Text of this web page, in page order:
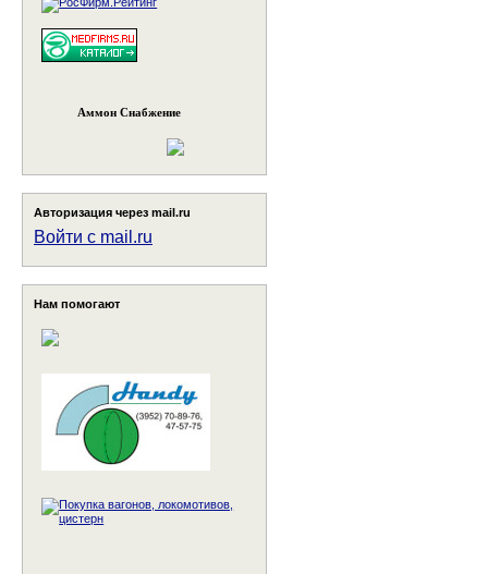
Аммон Снабжение
Авторизация через mail.ru
Войти с mail.ru
Нам помогают